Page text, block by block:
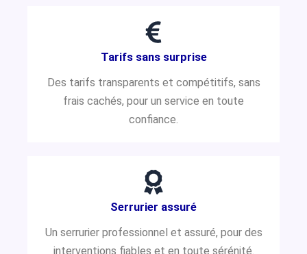
Tarifs sans surprise
Des tarifs transparents et compétitifs, sans
frais cachés, pour un service en toute
confiance.
Serrurier assuré
Un serrurier professionnel et assuré, pour des
interventions fiables et en toute sérénité.